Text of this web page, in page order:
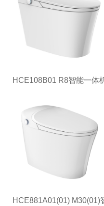
HCE108B01 R8智能一体
HCE881A01(01) M30(01)